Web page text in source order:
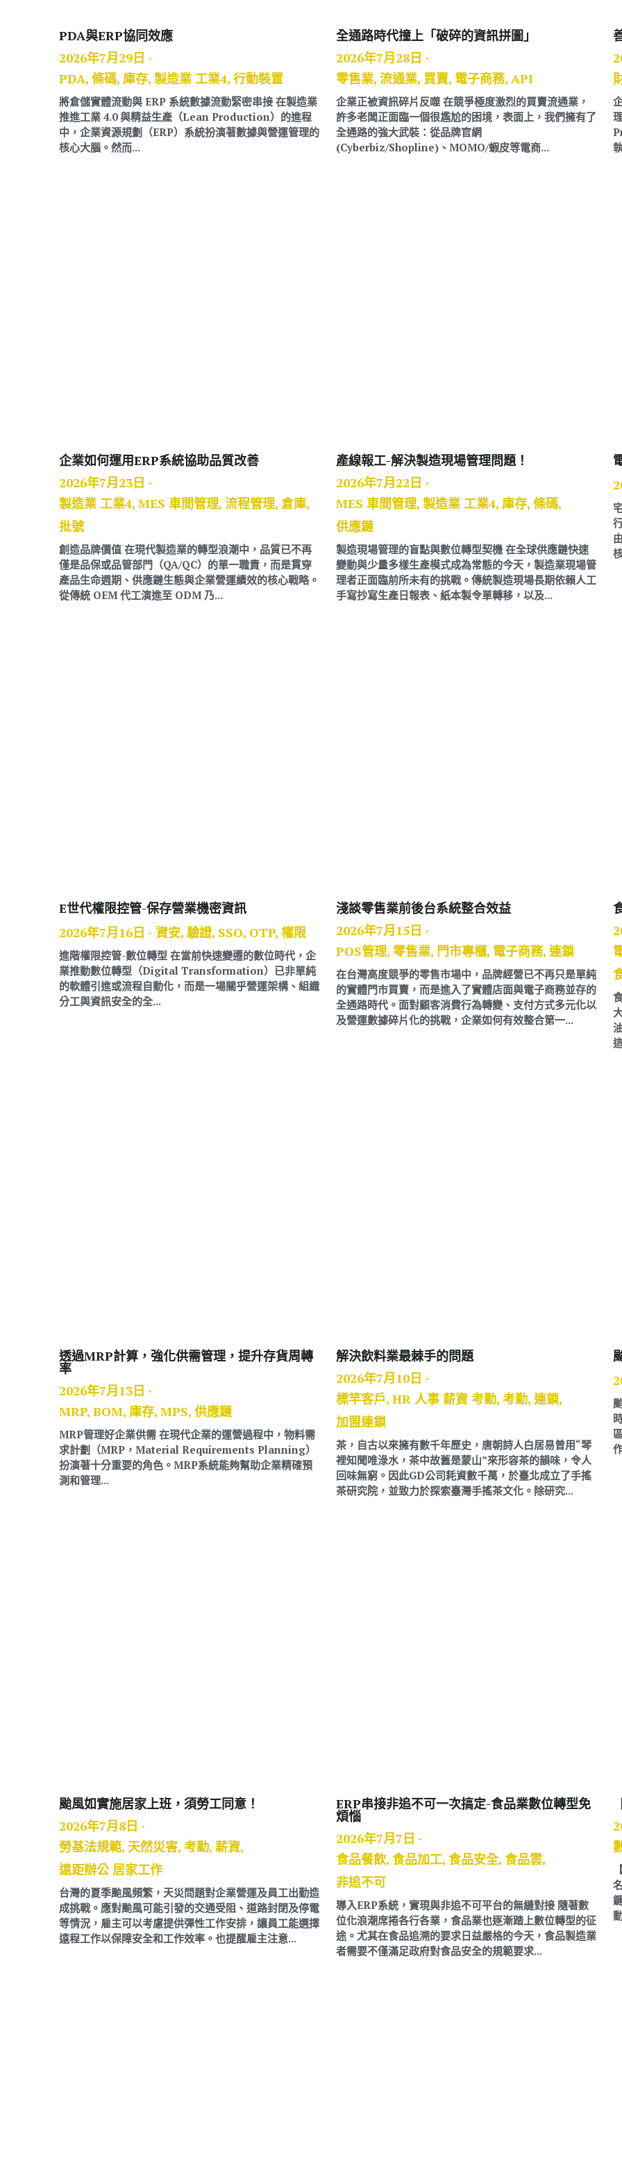
PDA與ERP協同效應
2026年7月29日 ·
PDA, 條碼, 庫存, 製造業 工業4, 行動裝置
將倉儲實體流動與 ERP 系統數據流動緊密串接 在製造業
推進工業 4.0 與精益生產（Lean Production）的進程
中，企業資源規劃（ERP）系統扮演著數據與營運管理的
核心大腦。然而...
全通路時代撞上「破碎的資訊拼圖」
2026年7月28日 ·
零售業, 流通業, 買賣, 電子商務, API
企業正被資訊碎片反噬 在競爭極度激烈的買賣流通業，
許多老闆正面臨一個很尷尬的困境，表面上，我們擁有了
全通路的強大武裝：從品牌官網
(Cyberbiz/Shopline)、MOMO/蝦皮等電商...
企業如何運用ERP系統協助品質改善
2026年7月23日 ·
製造業 工業4, MES 車間管理, 流程管理, 倉庫,
批號
創造品牌價值 在現代製造業的轉型浪潮中，品質已不再
僅是品保或品管部門（QA/QC）的單一職責，而是貫穿
產品生命週期、供應鏈生態與企業營運績效的核心戰略。
從傳統 OEM 代工演進至 ODM 乃...
產線報工-解決製造現場管理問題！
2026年7月22日 ·
MES 車間管理, 製造業 工業4, 庫存, 條碼,
供應鏈
製造現場管理的盲點與數位轉型契機 在全球供應鏈快速
變動與少量多樣生產模式成為常態的今天，製造業現場管
理者正面臨前所未有的挑戰。傳統製造現場長期依賴人工
手寫抄寫生產日報表、紙本製令單轉移，以及...
E世代權限控管-保存營業機密資訊
2026年7月16日·資安, 驗證, SSO,OTP,權限
進階權限控管-數位轉型 在當前快速變遷的數位時代，企
業推動數位轉型（Digital Transformation）已非單純
的軟體引進或流程自動化，而是一場關乎營運架構、組織
淺談零售業前後台系統整
POS管理,零售業, 門市專
在台灣高度競爭的零售市場中
的實體門市買賣，而是進入了
全通路時代。面對顧客消費行
及營運數據碎片化的挑戰，企